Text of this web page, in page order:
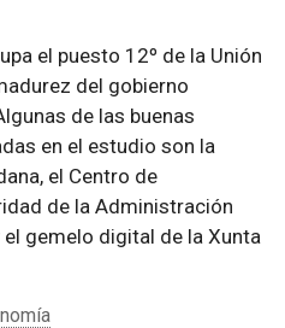
el puesto 12º de la Unión
del gobierno
de las buenas
en el estudio son la
el Centro de
de la Administración
el gemelo digital de la Xunta